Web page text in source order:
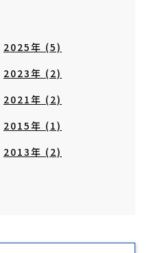
2025年 (5)
2023年 (2)
2021年 (2)
2015年 (1)
2013年 (2)